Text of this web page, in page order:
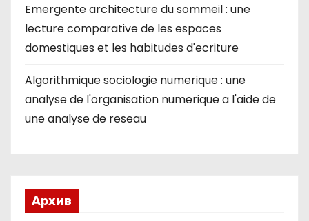
Emergente architecture du sommeil : une
lecture comparative de les espaces
domestiques et les habitudes d'ecriture
Algorithmique sociologie numerique : une
analyse de l'organisation numerique a l'aide de
une analyse de reseau
Архив